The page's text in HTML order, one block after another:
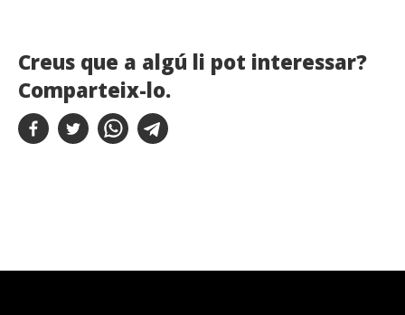
Creus que a algú li pot interessar?
Comparteix-lo.